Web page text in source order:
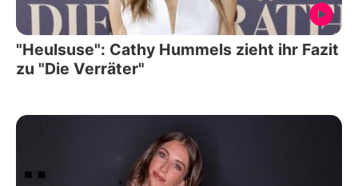
"Heulsuse": Cathy Hummels zieht ihr Fazit
zu "Die Verräter"